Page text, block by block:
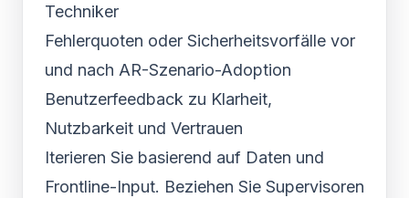
Techniker
Fehlerquoten oder Sicherheitsvorfälle vor
und nach AR-Szenario-Adoption
Benutzerfeedback zu Klarheit,
Nutzbarkeit und Vertrauen
Iterieren Sie basierend auf Daten und
Frontline-Input. Beziehen Sie Supervisoren